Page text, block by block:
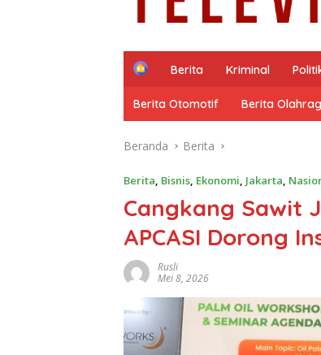
H
m
e
Berita Kriminal
Berita Otomotif Berita
Beranda Berita
Berita, Bisnis, Ekonomi, Jakarta,
Cangkang Sawit
APCASI Dorong
Rusli
Mei 8, 2026